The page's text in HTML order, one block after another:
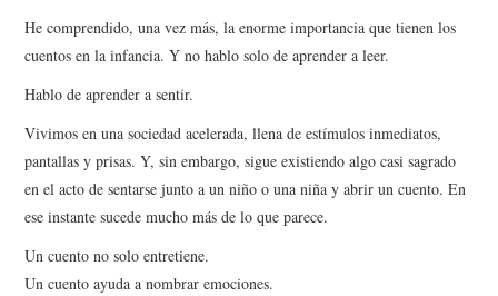
He comprendido, una vez más, la enorme importancia que tienen los
cuentos en la infancia. Y no hablo solo de aprender a leer.
Hablo de aprender a sentir.
Vivimos en una sociedad acelerada, llena de estímulos inmediatos,
pantallas y prisas. Y, sin embargo, sigue existiendo algo casi sagrado
en el acto de sentarse junto a un niño o una niña y abrir un cuento. En
ese instante sucede mucho más de lo que parece.
Un cuento no solo entretiene.
Un cuento ayuda a nombrar emociones.